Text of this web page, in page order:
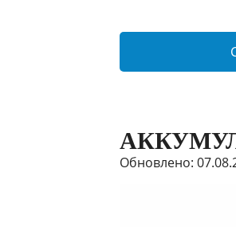
Обновлено: